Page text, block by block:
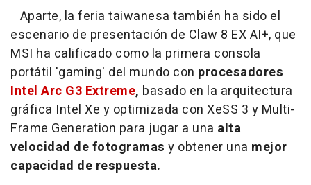
Aparte, la feria taiwanesa también ha sido el
escenario de presentación de Claw 8 EX AI+, que
MSI ha calificado como la primera consola
portátil 'gaming' del mundo con procesadores
Intel Arc G3 Extreme, basado en la arquitectura
gráfica Intel Xe y optimizada con XeSS 3 y Multi-
Frame Generation para jugar a una alta
velocidad de fotogramas y obtener una mejor
capacidad de respuesta.